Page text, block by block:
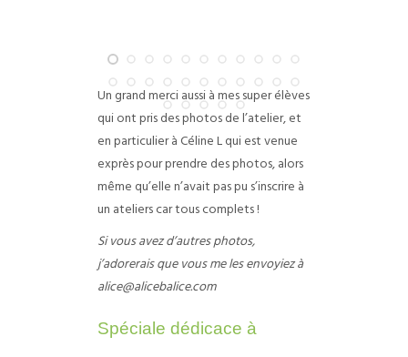
Un grand merci aussi à mes super élèves
qui ont pris des photos de l’atelier, et
en particulier à Céline L qui est venue
exprès pour prendre des photos, alors
même qu’elle n’avait pas pu s’inscrire à
un ateliers car tous complets !
Si vous avez d’autres photos,
j’adorerais que vous me les envoyiez à
alice@alicebalice.com
Spéciale dédicace à